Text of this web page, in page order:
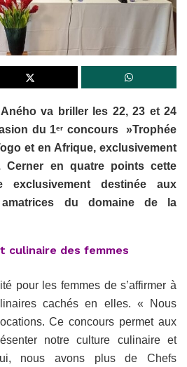
va briller les 22, 23 et 24
du 1er concours »Trophée
et en Afrique, exclusivement
Cerner en quatre points cette
exclusivement destinée aux
amatrices du domaine de la
culinaire des femmes
pour les femmes de s’affirmer à
cachés en elles. « Nous
Ce concours permet aux
notre culture culinaire et
nous avons plus de Chefs